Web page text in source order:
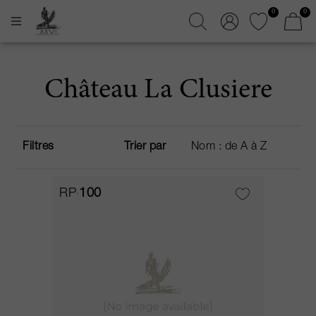
0 0
Château La Clusiere
Filtres Trier par
RP 100